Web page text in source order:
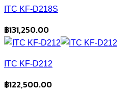
ITC KF-D218S
฿131,250.00
ITC KF-D212
฿122,500.00